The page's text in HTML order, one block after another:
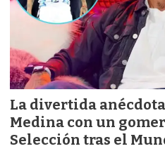
La divertida
Medina con un
Selección tras el